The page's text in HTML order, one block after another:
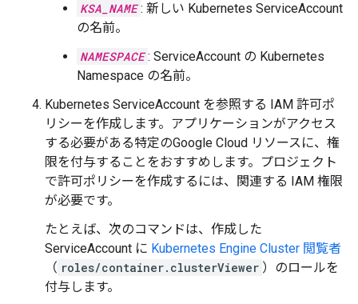
KSA_NAME : 新しい Kubernetes ServiceAccount
の名前。
NAMESPACE : ServiceAccount の Kubernetes
Namespace の名前。
Kubernetes ServiceAccount を参照する IAM 許可ポ
リシーを作成します。アプリケーションがアクセス
する必要がある特定のGoogle Cloud リソースに、権
限を付与することをおすすめします。プロジェクト
で許可ポリシーを作成するには、関連する IAM 権限
が必要です。
たとえば、次のコマンドは、作成した
ServiceAccount に Kubernetes Engine Cluster 閲覧者
（ roles/container.clusterViewer ）のロールを
付与します。